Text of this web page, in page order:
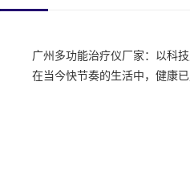
广州多功能治疗仪厂家：以科
在当今快节奏的生活中，健康